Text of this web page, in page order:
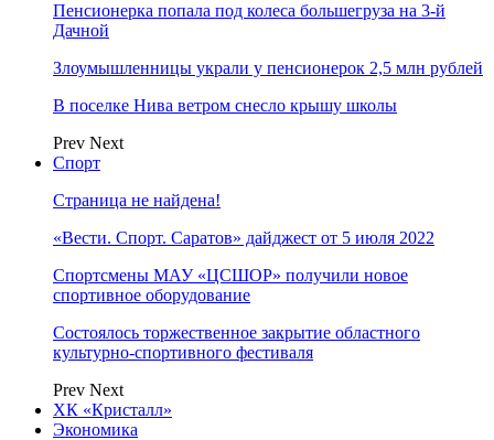
Пенсионерка попала под колеса большегруза на 3-й
Дачной
Злоумышленницы украли у пенсионерок 2,5 млн рублей
В поселке Нива ветром снесло крышу школы
Prev Next
Спорт
Страница не найдена!
«Вести. Спорт. Саратов» дайджест от 5 июля 2022
Спортсмены МАУ «ЦСШОР» получили новое
спортивное оборудование
Состоялось торжественное закрытие областного
культурно-спортивного фестиваля
Prev Next
ХК «Кристалл»
Экономика